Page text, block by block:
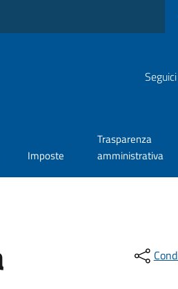
Imposte
Trasparenza
amministrativa